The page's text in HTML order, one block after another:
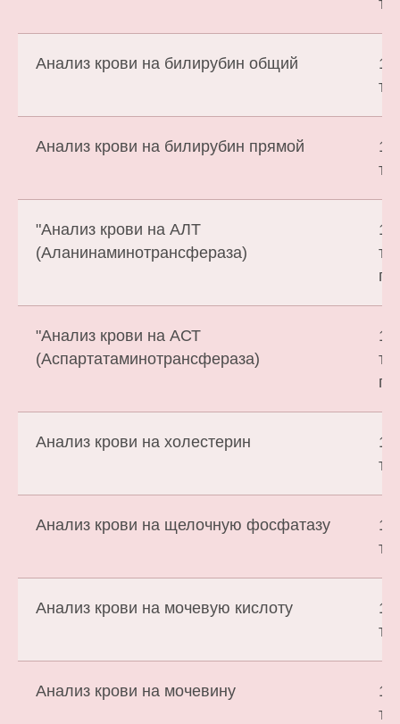
Анализ крови на билирубин общий
1
Анализ крови на билирубин прямой
1
"Анализ крови на АЛТ
(Аланинаминотрансфераза)
1
"Анализ крови на АСТ
(Аспартатаминотрансфераза)
1
Анализ крови на холестерин
1
Анализ крови на щелочную фосфатазу
1
Анализ крови на мочевую кислоту
1
Анализ крови на мочевину
1